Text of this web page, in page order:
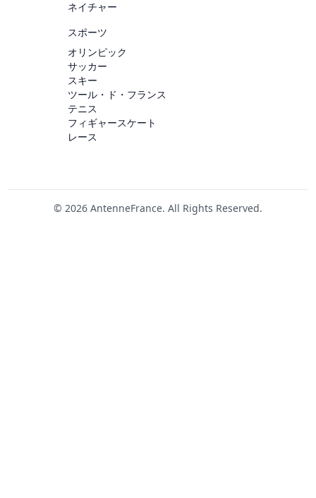
ネイチャー
スポーツ
オリンピック
サッカー
スキー
ツール・ド・フランス
テニス
フィギャースケート
レース
© 2026 AntenneFrance. All Rights Reserved.